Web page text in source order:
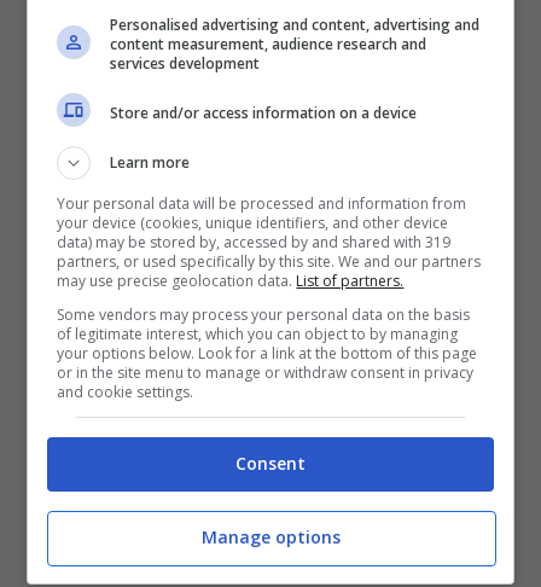
che, almeno per questa sessione di mercato,
Milan e Roma dovranno cercare altri nomi su
cui puntare.
Redazione Milanlive.it
Categorie
Calciomercato Milan
Personalised advertising and content, advertising and
content measurement, audience research and
services development
Store and/or access information on a device
Learn more
Your personal data will be processed and information from
your device (cookies, unique identifiers, and other device
data) may be stored by, accessed by and shared with 319
partners, or used specifically by this site. We and our partners
may use precise geolocation data. List of partners.
Some vendors may process your personal data on the basis
of legitimate interest, which you can object to by managing
your options below. Look for a link at the bottom of this page
or in the site menu to manage or withdraw consent in privacy
and cookie settings.
Consent
Manage options